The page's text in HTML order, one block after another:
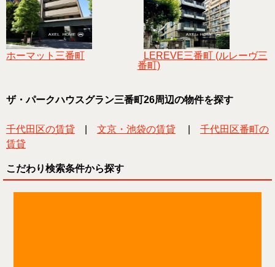
ホーマット三番町
LEREVE三番町 (ルレーヴ三
番町)
ザ・パークハウスグラン三番町26周辺の物件を探す
千代田区の賃貸 文京・池袋の賃貸
千代田区番町の
賃貸
こだわり検索条件から探す